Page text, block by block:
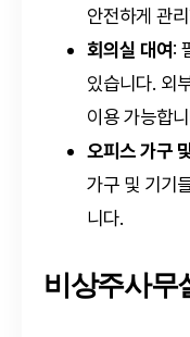
안전하게 관
회의실 대여:
있습니다. 외
이용 가능합
오피스 가구
가구 및 기기
니다.
비상주사무